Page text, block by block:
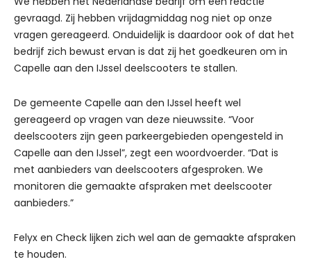
gevraagd. Zij hebben vrijdagmiddag nog niet op onze
vragen gereageerd. Onduidelijk is daardoor ook of dat het
bedrijf zich bewust ervan is dat zij het goedkeuren om in
Capelle aan den IJssel deelscooters te stallen.
De gemeente Capelle aan den IJssel heeft wel
gereageerd op vragen van deze nieuwssite. “Voor
deelscooters zijn geen parkeergebieden opengesteld in
Capelle aan den IJssel”, zegt een woordvoerder. “Dat is
met aanbieders van deelscooters afgesproken. We
monitoren die gemaakte afspraken met deelscooter
aanbieders.”
Felyx en Check lijken zich wel aan de gemaakte afspraken
te houden.